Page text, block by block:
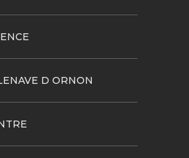
D ORNON